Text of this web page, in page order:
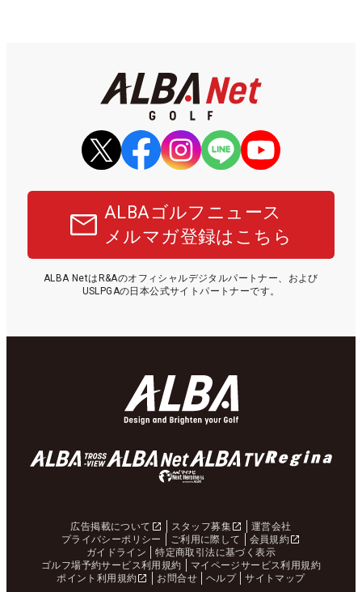
ALBAゴルフニュース
メルマガ登録はこちら
ALBA NetはR&Aのオフィシャルデジタルパートナー、および
USLPGAの日本公式サイトパートナーです。
広告掲載について スタッフ募集
運営会社
プライバシーポリシー
ご利用に際して
会員規約
ガイドライン
特定商取引法に基づく表示
ゴルフ場予約サービス利用規約
マイページサービス利用規約
ポイント利用規約
お問合せ ヘルプ サイトマップ